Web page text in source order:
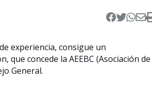
experiencia, consigue un
concede la AEEBC (Asociación de
General.